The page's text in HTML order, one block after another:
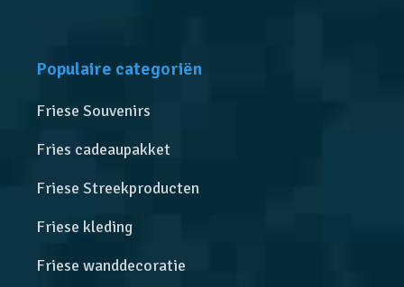
Populaire categoriën
Friese Souvenirs
Fries cadeaupakket
Friese Streekproducten
Friese kleding
Friese wanddecoratie